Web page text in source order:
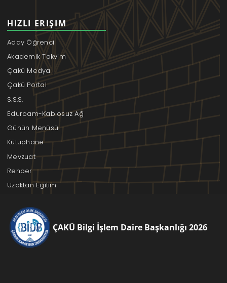
HIZLI ERIŞIM
Aday Öğrenci
Akademik Takvim
Çakü Medya
Çakü Portal
S.S.S.
Eduroam-Kablosuz Ağ
Günün Menüsü
Kütüphane
Mevzuat
Rehber
Uzaktan Eğitim
ÇAKÜ Bilgi İşlem Daire Başkanlığı 2026